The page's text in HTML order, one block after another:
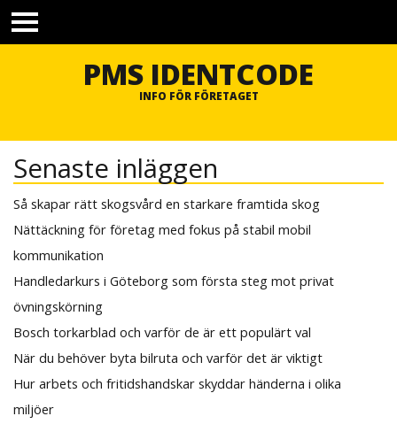
TOGGLE
PMS IDENTCODE
INFO FÖR FÖRETAGET
Senaste inläggen
Så skapar rätt skogsvård en starkare framtida skog
Nättäckning för företag med fokus på stabil mobil
kommunikation
Handledarkurs i Göteborg som första steg mot privat
övningskörning
Bosch torkarblad och varför de är ett populärt val
När du behöver byta bilruta och varför det är viktigt
Hur arbets och fritidshandskar skyddar händerna i olika
miljöer